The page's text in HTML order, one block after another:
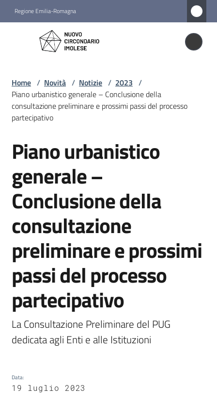
Regione Emilia-Romagna
Nuovo Circondario Imolese
Nuovo
Circondario
Amministrazione
Menu selezionato
Vivere
il
Argomenti
Seguici
su
Home / Novità / Notizie / 2023 /
Piano urbanistico generale – Conclusione della
consultazione preliminare e prossimi passi del processo
partecipativo
Salta al contenuto
Piano urbanistico
generale –
Conclusione della
consultazione
preliminare e prossimi
passi del processo
partecipativo
La Consultazione Preliminare del PUG
dedicata agli Enti e alle Istituzioni
Data:
19 luglio 2023